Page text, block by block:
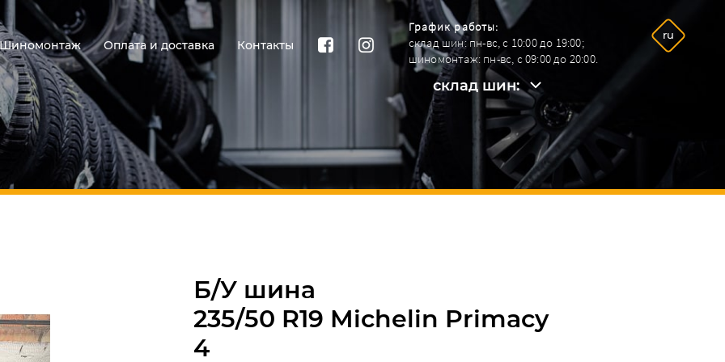
Шиномонтаж Оплата и доставка Контакты
График работы:
склад шин: пн-вс, с 10:00 до 19:00;
шиномонтаж: пн-вс, с 09:00 до 20:00.
ru
склад шин:
склад шин:
+38096 292-26-09.
шинный сервис:
+38068 964-92-42.
Б/У шина
235/50 R19 Michelin Primacy
4